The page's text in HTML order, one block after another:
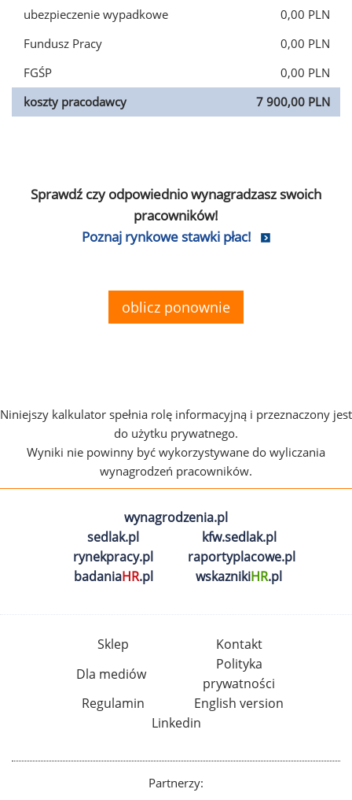
ubezpieczenie wypadkowe
0,00 PLN
Fundusz Pracy
0,00 PLN
FGŚP
0,00 PLN
koszty pracodawcy
7 900,00 PLN
Sprawdź czy odpowiednio wynagradzasz swoich
pracowników!
Poznaj rynkowe stawki płac!
oblicz ponownie
Niniejszy kalkulator spełnia rolę informacyjną i przeznaczony jest
do użytku prywatnego.
Wyniki nie powinny być wykorzystywane do wyliczania
wynagrodzeń pracowników.
wynagrodzenia.pl
sedlak.pl
kfw.sedlak.pl
rynekpracy.pl
raportyplacowe.pl
badaniaHR.pl wskaznikiHR.pl
Sklep
Kontakt
Dla mediów
Polityka
prywatności
Regulamin
English version
Linkedin
Partnerzy: